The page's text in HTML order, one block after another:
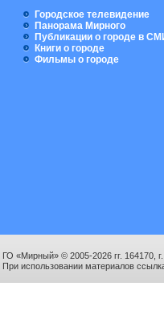
Городское телевидение
Панорама Мирного
Публикации о городе в
Книги о городе
Фильмы о городе
ГО «Мирный» © 2005-2026 гг. 164170,
При использовании материалов